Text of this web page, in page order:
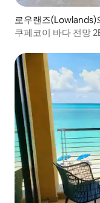
로우랜즈(Lowlands)
쿠페코이 바다 전망